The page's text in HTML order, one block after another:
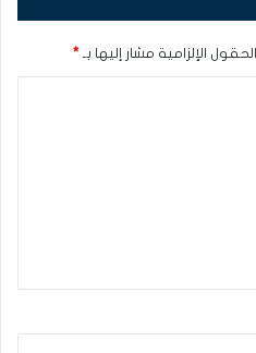
الحقول الإلزامية مشار إليها بـ *